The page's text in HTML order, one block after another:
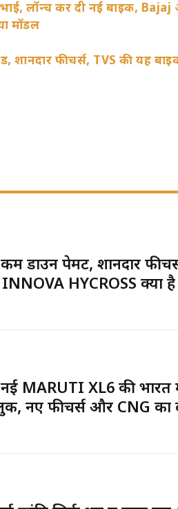
,लॉन्च कर दी नई बाइक, Bajaj
मॉडल
शानदार फीचर्स, TVS की यह
डाउन पेमेंट, शानदार
HYCROSS क्यों
MARUTI XL6 की भारत में
लुक, नए फीचर्स और CNG का